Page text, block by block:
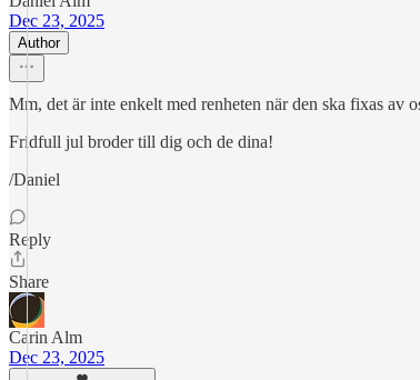
Dec 23, 2025
Author
Mm, det är inte enkelt med renheten när den ska fixas av
Fridfull jul broder till dig och de dina!
/Daniel
Reply
Share
Carin Alm
Dec 23, 2025